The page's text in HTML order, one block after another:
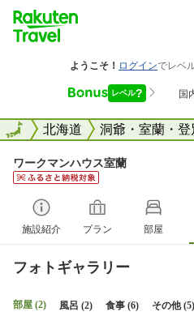
全国北海道 洞爺・室蘭・登
全国
ワークマンハウス室蘭
施設紹介 プラン 部屋
フォトギャラリー
部屋 (2) 風呂 (2) 食事 (6) その他 (5)